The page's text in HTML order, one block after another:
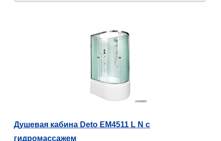
Душевая кабина Deto EM4511 L N с
гидромассажем